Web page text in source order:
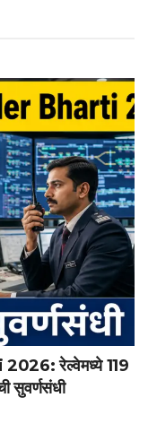
रेल्वेमध्ये 119
सुवर्णसंधी